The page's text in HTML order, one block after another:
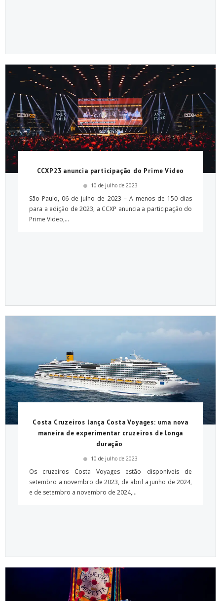
CCXP23 anuncia participação do Prime Video
10 de julho de 2023
São Paulo, 06 de julho de 2023 – A menos de 150 dias
para a edição de 2023, a CCXP anuncia a participação do
Prime Video,...
Costa Cruzeiros lança Costa Voyages: uma nova
maneira de experimentar cruzeiros de longa
duração
10 de julho de 2023
Os cruzeiros Costa Voyages estão disponíveis de
setembro a novembro de 2023, de abril a junho de 2024,
e de setembro a novembro de 2024,...